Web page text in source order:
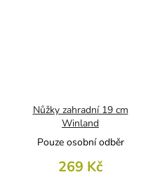
Nůžky zahradní 19 cm
Winland
Pouze osobní odběr
269 Kč